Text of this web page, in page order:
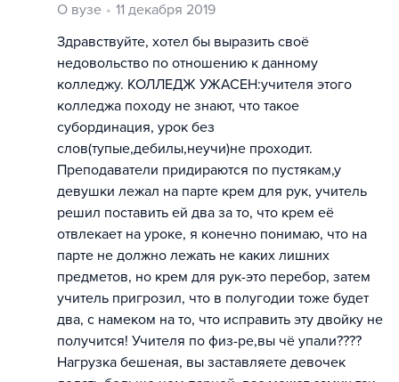
О вузе
11 декабря 2019
Здравствуйте, хотел бы выразить своё
недовольство по отношению к данному
колледжу. КОЛЛЕДЖ УЖАСЕН:учителя этого
колледжа походу не знают, что такое
субординация, урок без
слов(тупые,дебилы,неучи)не проходит.
Преподаватели придираются по пустякам,у
девушки лежал на парте крем для рук, учитель
решил поставить ей два за то, что крем её
отвлекает на уроке, я конечно понимаю, что на
парте не должно лежать не каких лишних
предметов, но крем для рук-это перебор, затем
учитель пригрозил, что в полугодии тоже будет
два, с намеком на то, что исправить эту двойку не
получится! Учителя по физ-ре,вы чё упали????
Нагрузка бешеная, вы заставляете девочек